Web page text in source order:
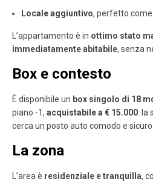
Locale aggiuntivo, perfetto come
L’appartamento è in ottimo stato
immediatamente abitabile, senza
Box e contesto
È disponibile un box singolo di 18
piano -1, acquistabile a € 15.000: la
cerca un posto auto comodo e sicuro
La zona
L’area è residenziale e tranquilla,